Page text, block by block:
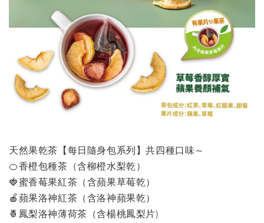
天然果乾茶【每日隨身包系列】共四種口味～
🍊香橙包種茶（含柳橙水梨乾）
🍓蜜香莓果紅茶（含蘋果草莓乾）
🍎蘋果洛神紅茶（含洛神蘋果乾）
🍍鳳梨洛神薄荷茶（含楊桃鳳梨片)